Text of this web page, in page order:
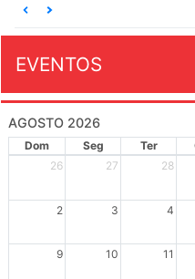
EVENTOS
AGOSTO 2026
Dom Seg Ter
26
27 28
2 3 4
9 10 11